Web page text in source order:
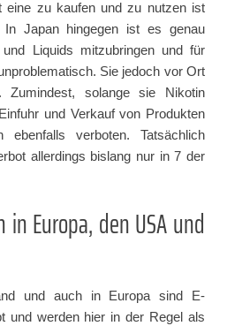
eine zu kaufen und zu nutzen ist
In Japan hingegen ist es genau
und Liquids mitzubringen und für
Sie jedoch vor Ort
solange sie Nikotin
und Verkauf von Produkten
verboten. Tatsächlich
allerdings bislang nur in 7 der
Europa, den USA und
und auch in Europa sind E-
und werden hier in der Regel als